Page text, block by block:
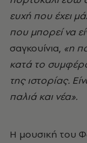
ευχή που έχει
που μπορεί να
σαγκουίνια, «η
κατά το
της ιστορίας.
παλιά και νέα».
Η μουσική του